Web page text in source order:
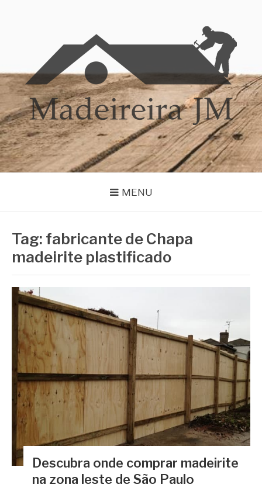
MADEIREIRA JM
Blog Madeireira JM
MENU
Tag: fabricante de Chapa
madeirite plastificado
Descubra onde comprar madeirite
na zona leste de São Paulo